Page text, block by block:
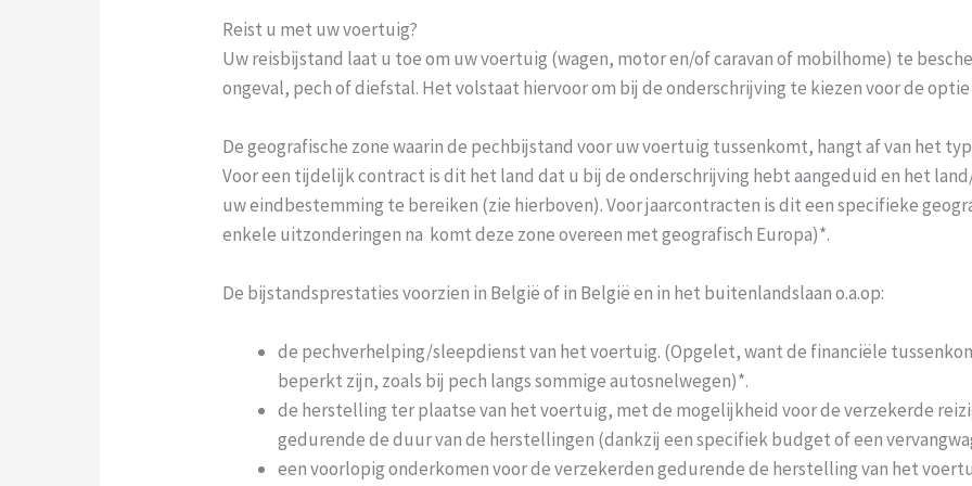
Reist u met uw voertuig?
Uw reisbijstand laat u toe om uw voertuig (wagen, motor en/of caravan of mobilhome) te
ongeval, pech of diefstal. Het volstaat hiervoor om bij de onderschrijving te kiezen voor de
De geografische zone waarin de pechbijstand voor uw voertuig tussenkomt, hangt af van het
Voor een tijdelijk contract is dit het land dat u bij de onderschrijving hebt aangeduid en het
uw eindbestemming te bereiken (zie hierboven). Voor jaarcontracten is dit een specifieke
enkele uitzonderingen na  komt deze zone overeen met geografisch Europa)*.
De bijstandsprestaties voorzien in België of in België en in het buitenlandslaan o.a.op:
de pechverhelping/sleepdienst van het voertuig. (Opgelet, want de financiële
beperkt zijn, zoals bij pech langs sommige autosnelwegen)*.
de herstelling ter plaatse van het voertuig, met de mogelijkheid voor de verzekerde
gedurende de duur van de herstellingen (dankzij een specifiek budget of een
een voorlopig onderkomen voor de verzekerden gedurende de herstelling van het